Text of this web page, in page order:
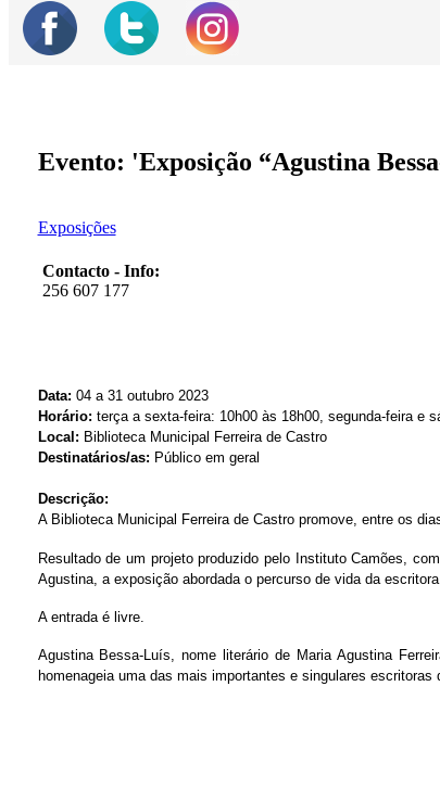
Evento: 'Exposição “Agustina
Exposições
Contacto - Info:
256 607 177
Data: 04 a 31 outubro 2023
Horário: terça a sexta-feira: 10h00 às 18h00, segunda-feira e
Local: Biblioteca Municipal Ferreira de Castro
Destinatários/as: Público em geral
Descrição:
A Biblioteca Municipal Ferreira de Castro promove, entre os
Resultado de um projeto produzido pelo Instituto Camões,
Agustina, a exposição abordada o percurso de vida da
A entrada é livre.
Agustina Bessa-Luís, nome literário de Maria Agustina
homenageia uma das mais importantes e singulares escritoras